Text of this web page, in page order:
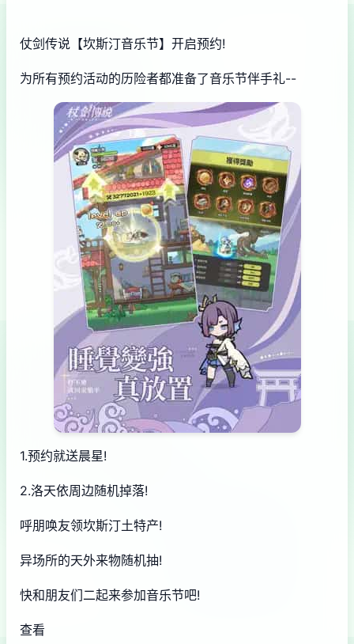
仗剑传说【坎斯汀音乐节】开启预约!
为所有预约活动的历险者都准备了音乐节伴手礼--
1.预约就送晨星!
2.洛天依周边随机掉落!
呼朋唤友领坎斯汀土特产!
异场所的天外来物随机抽!
快和朋友们二起来参加音乐节吧!
查看